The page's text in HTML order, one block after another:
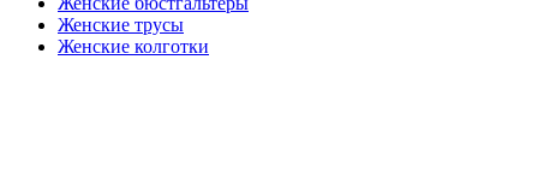
Женские трусы
Женские колготки